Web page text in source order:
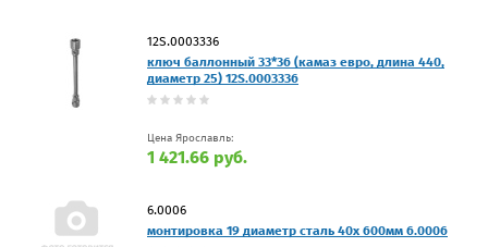
12S.0003336
ключ баллонный 33*36 (камаз евро, длина 440,
диаметр 25) 12S.0003336
Цена Ярославль:
1 421.66 руб.
6.0006
монтировка 19 диаметр сталь 40х 600мм 6.0006